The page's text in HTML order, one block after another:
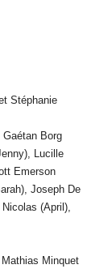
Stéphanie
Borg
Lucille
Emerson
Joseph De
(April),
Minquet